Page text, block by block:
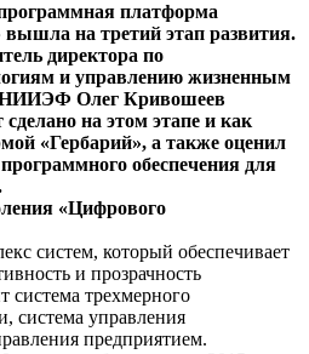
платформа
на третий этап развития.
директора по
и управлению жизненным
Олег Кривошеев
сделано на этом этапе и как
«Гербарий», а также оценил
обеспечения для
«Цифрового
систем, который обеспечивает
и прозрачность
система трехмерного
система управления
предприятием.